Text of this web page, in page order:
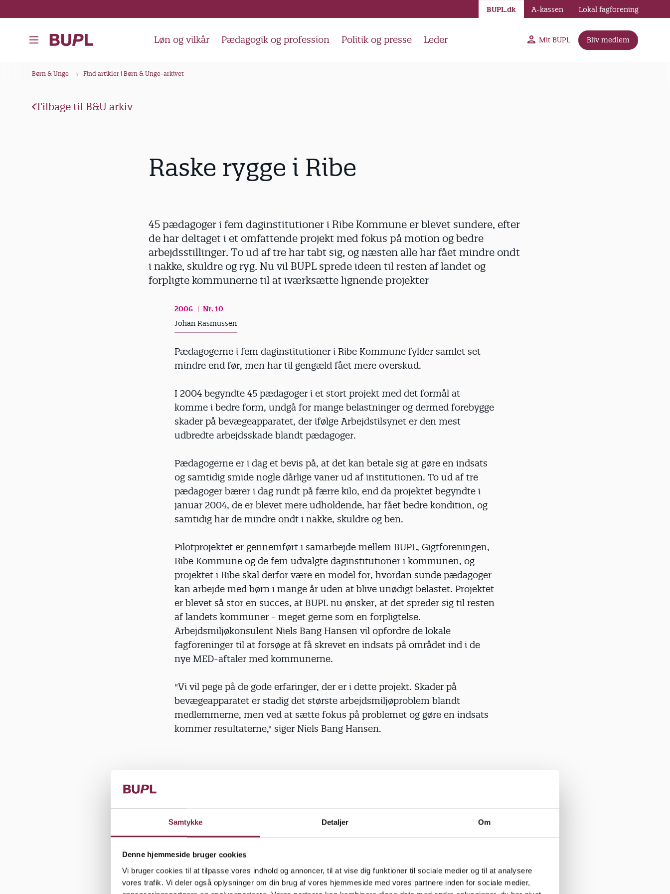
Samtykke Detaljer Om
Denne hjemmeside bruger cookies
Vi bruger cookies til at tilpasse vores indhold og annoncer, til at vise dig funktioner til sociale medier og til at analysere
vores trafik. Vi deler også oplysninger om din brug af vores hjemmeside med vores partnere inden for sociale medier,
å
Løn og vilkår Pædagogik og profession Politik og presse Leder Mit BUPL Bliv medlem
BUPL.dk A-kassen Lokal fagforening
Børn & Unge Find artikler i Børn & Unge-arkivet
Tilbage til B&U arkiv
Raske rygge i Ribe
45 pædagoger i fem daginstitutioner i Ribe Kommune er blevet sundere, efter
de har deltaget i et omfattende projekt med fokus på motion og bedre
arbejdsstillinger. To ud af tre har tabt sig, og næsten alle har fået mindre ondt
i nakke, skuldre og ryg. Nu vil BUPL sprede ideen til resten af landet og
forpligte kommunerne til at iværksætte lignende projekter
2006
Nr. 10
Johan Rasmussen
Pædagogerne i fem daginstitutioner i Ribe Kommune fylder samlet set
mindre end før, men har til gengæld fået mere overskud.
I 2004 begyndte 45 pædagoger i et stort projekt med det formål at
komme i bedre form, undgå for mange belastninger og dermed forebygge
skader på bevægeapparatet, der ifølge Arbejdstilsynet er den mest
udbredte arbejdsskade blandt pædagoger.
Pædagogerne er i dag et bevis på, at det kan betale sig at gøre en indsats
og samtidig smide nogle dårlige vaner ud af institutionen. To ud af tre
pædagoger bærer i dag rundt på færre kilo, end da projektet begyndte i
januar 2004, de er blevet mere udholdende, har fået bedre kondition, og
samtidig har de mindre ondt i nakke, skuldre og ben.
Pilotprojektet er gennemført i samarbejde mellem BUPL, Gigtforeningen,
Ribe Kommune og de fem udvalgte daginstitutioner i kommunen, og
projektet i Ribe skal derfor være en model for, hvordan sunde pædagoger
kan arbejde med børn i mange år uden at blive unødigt belastet. Projektet
er blevet så stor en succes, at BUPL nu ønsker, at det spreder sig til resten
af landets kommuner - meget gerne som en forpligtelse.
Arbejdsmiljøkonsulent Niels Bang Hansen vil opfordre de lokale
fagforeninger til at forsøge at få skrevet en indsats på området ind i de
nye MED-aftaler med kommunerne.
"Vi vil pege på de gode erfaringer, der er i dette projekt. Skader på
bevægeapparatet er stadig det største arbejdsmiljøproblem blandt
medlemmerne, men ved at sætte fokus på problemet og gøre en indsats
kommer resultaterne," siger Niels Bang Hansen.
pædagogerne både kommet i bedre form, blevet stærkere og har tabt sig,
samtidig med at det ergonomiske arbejdsmiljø er blevet meget bedre.
Da projektet begyndte, blev pædagogernes fysiske form testet.
De blev vejet og målt, og de vidste så, at de skulle på vægten igen efter